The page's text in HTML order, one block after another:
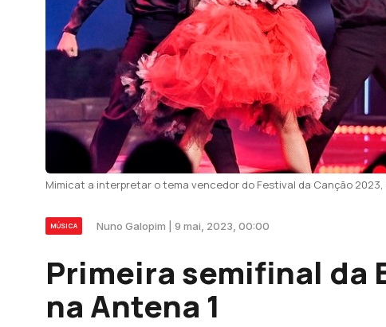
Mimicat a interpretar o tema vencedor do Festival da Canção 2023,
MÚSICA Nuno Galopim | 9 mai, 2023, 00:00
Primeira semifinal da
na Antena 1